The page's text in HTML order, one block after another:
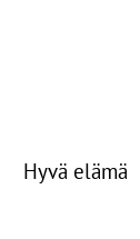
Hyvä elämä